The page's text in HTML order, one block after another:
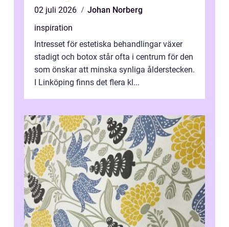
02 juli 2026
Johan Norberg
inspiration
Intresset för estetiska behandlingar växer
stadigt och botox står ofta i centrum för den
som önskar att minska synliga ålderstecken.
I Linköping finns det flera kl...